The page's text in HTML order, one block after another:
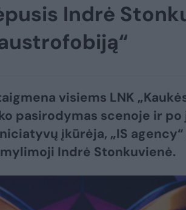
Indrė
visiems LNK
pasirodymas scenoje ir
įkūrėja, „IS
Indrė Stonkuvienė.